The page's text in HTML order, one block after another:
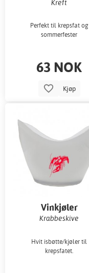
Kreft
Perfekt til krepsfat og
sommerfester
63 NOK
Kjøp
Vinkjøler
Krabbeskive
Hvit isbøtte/kjøler til
krepsfatet.